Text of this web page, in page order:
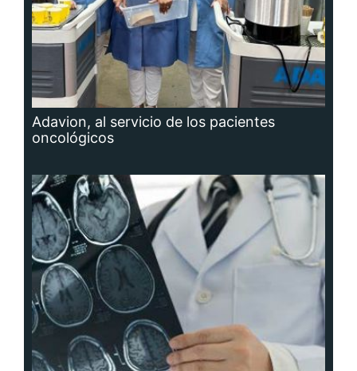
Adavion, al servicio de los pacientes
oncológicos